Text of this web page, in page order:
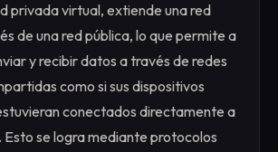
privada virtual, extiende una red
de una red pública, lo que permite a
y recibir datos a través de redes
como si sus dispositivos
conectados directamente a
Esto se logra mediante protocolos